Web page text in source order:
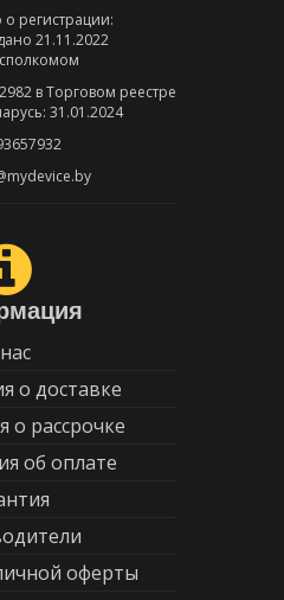
о регистрации:
21.11.2022
в Торговом реестре
31.01.2024
о доставке
рассрочке
об оплате
оферты